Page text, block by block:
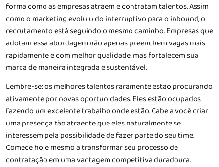
forma como as empresas atraem e contratam talentos. Assim
como o marketing evoluiu do interruptivo para o inbound, o
recrutamento está seguindo o mesmo caminho. Empresas que
adotam essa abordagem não apenas preenchem vagas mais
rapidamente e com melhor qualidade, mas fortalecem sua
marca de maneira integrada e sustentável.
Lembre-se: os melhores talentos raramente estão procurando
ativamente por novas oportunidades. Eles estão ocupados
fazendo um excelente trabalho onde estão. Cabe a você criar
uma presença tão atraente que eles naturalmente se
interessem pela possibilidade de fazer parte do seu time.
Comece hoje mesmo a transformar seu processo de
contratação em uma vantagem competitiva duradoura.